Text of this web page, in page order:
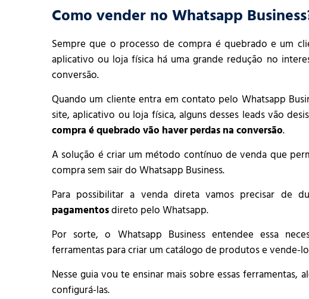
Como vender no Whatsapp
Sempre que o processo de compra é quebrado e um
aplicativo ou loja física há uma grande redução no
conversão.
Quando um cliente entra em contato pelo Whatsapp
site, aplicativo ou loja física, alguns desses leads vão
compra é quebrado vão haver perdas na conversão.
A solução é criar um método contínuo de venda que
compra sem sair do Whatsapp Business.
Para possibilitar a venda direta vamos precisar de
pagamentosdireto pelo Whatsapp.
Por sorte, o Whatsapp Business entendee essa
ferramentas para criar um catálogo de produtos e vende-
Nesse guia vou te ensinar mais sobre essas ferramentas,
configurá-las.